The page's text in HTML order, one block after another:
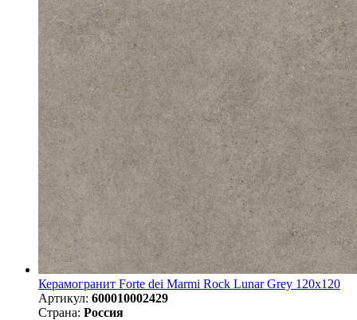
Керамогранит Forte dei Marmi Rock Lunar Grey 120x120
Артикул: 600010002429
Страна: Россия